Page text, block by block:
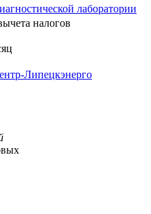
лаборатории
налогов
Липецкэнерго